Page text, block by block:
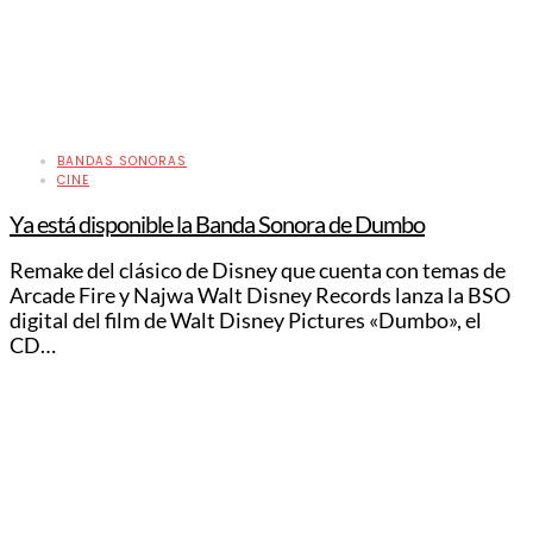
BANDAS SONORAS
CINE
Ya está disponible la Banda Sonora de Dumbo
Remake del clásico de Disney que cuenta con temas de
Arcade Fire y Najwa Walt Disney Records lanza la BSO
digital del film de Walt Disney Pictures «Dumbo», el
CD…